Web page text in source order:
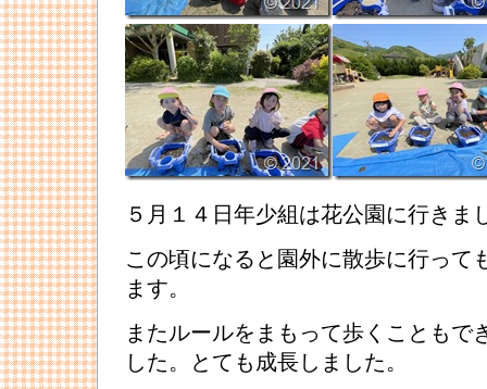
５月１４日年少組は花公園に行きま
この頃になると園外に散歩に行って
ます。
またルールをまもって歩くこともで
した。とても成長しました。